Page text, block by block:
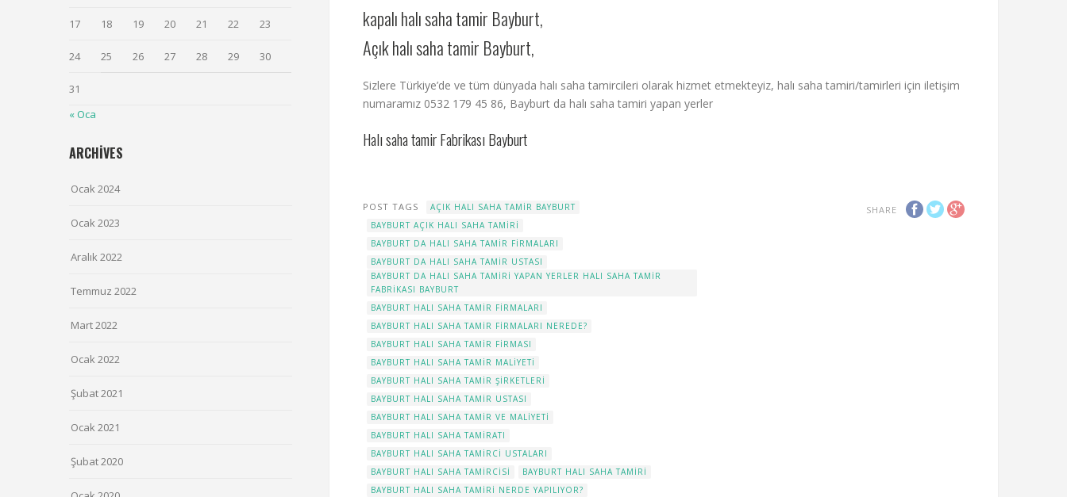
kapalı halı saha tamir Bayburt,
Açık halı saha tamir Bayburt,
Sizlere Türkiye’de ve tüm dünyada halı saha tamircileri olarak hizmet etmekteyiz, halı saha tamiri/tamirleri için iletişim
numaramız 0532 179 45 86, Bayburt da halı saha tamiri yapan yerler
Halı saha tamir Fabrikası Bayburt
SHARE
POST TAGS
AÇIK HALI SAHA TAMIR BAYBURT
BAYBURT AÇIK HALI SAHA TAMIRI
BAYBURT DA HALI SAHA TAMIR FIRMALARI
BAYBURT DA HALI SAHA TAMIR USTASI
BAYBURT DA HALI SAHA TAMIRI YAPAN YERLER HALI SAHA TAMIR
FABRIKASI BAYBURT
BAYBURT HALI SAHA TAMIR FIRMALARI
BAYBURT HALI SAHA TAMIR FIRMALARI NEREDE?
BAYBURT HALI SAHA TAMIR FIRMASI
BAYBURT HALI SAHA TAMIR MALIYETI
BAYBURT HALI SAHA TAMIR ŞIRKETLERI
BAYBURT HALI SAHA TAMIR USTASI
BAYBURT HALI SAHA TAMIR VE MALIYETI
BAYBURT HALI SAHA TAMIRATI
BAYBURT HALI SAHA TAMIRCI USTALARI
BAYBURT HALI SAHA TAMIRCISI
BAYBURT HALI SAHA TAMIRI
BAYBURT HALI SAHA TAMIRI NERDE YAPILIYOR?
17 18 19 20 21 22 23
24 25 26 27 28 29 30
31
« Oca
ARCHIVES
Ocak 2024
Ocak 2023
Aralık 2022
Temmuz 2022
Mart 2022
Ocak 2022
Şubat 2021
Ocak 2021
Şubat 2020